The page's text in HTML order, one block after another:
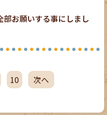
お願いする事にしまし
10 次へ